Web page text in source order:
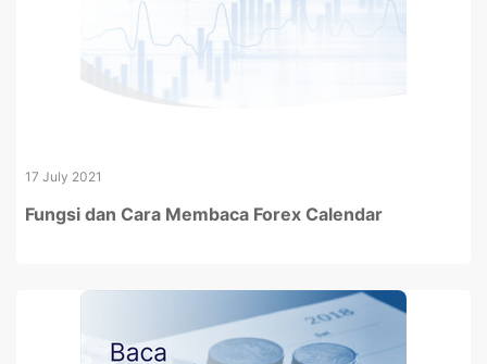
17 July 2021
Fungsi dan Cara Membaca Forex Calendar